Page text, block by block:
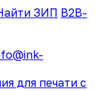
ЗИП B2B-
для печати с